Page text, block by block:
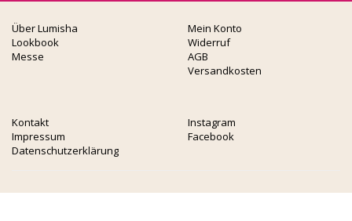
Über Lumisha
Lookbook
Messe
Mein Konto
Widerruf
AGB
Versandkosten
Kontakt
Impressum
Datenschutzerklärung
Instagram
Facebook